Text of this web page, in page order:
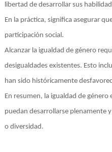
libertad de desarrollar sus
En la práctica, significa asegurar
participación social.
Alcanzar la igualdad de género
desigualdades existentes. Esto
han sido históricamente
En resumen, la igualdad de
puedan desarrollarse plenamente
o diversidad.